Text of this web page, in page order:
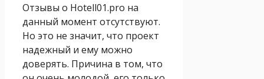
Отзывы о Hotell01.pro на
данный момент отсутствуют.
Но это не значит, что проект
надежный и ему можно
доверять. Причина в том, что